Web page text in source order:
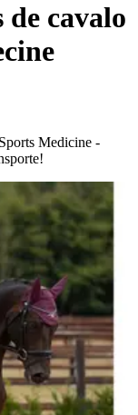
de cavalo
Medicine -